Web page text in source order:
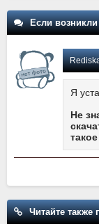
Если
Я
Не
Читайте также